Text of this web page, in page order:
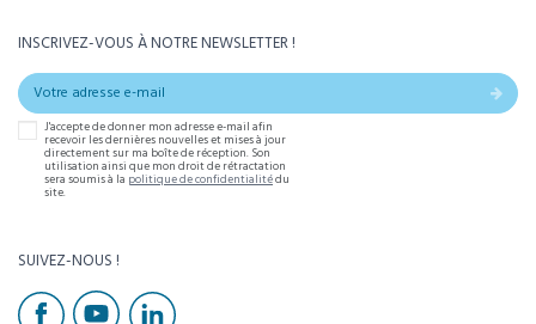
INSCRIVEZ-VOUS À NOTRE NEWSLETTER !
J'accepte de donner mon adresse e-mail afin
recevoir les dernières nouvelles et mises à jour
directement sur ma boîte de réception. Son
utilisation ainsi que mon droit de rétractation
sera soumis à la politique de confidentialitédu
site.
SUIVEZ-NOUS !